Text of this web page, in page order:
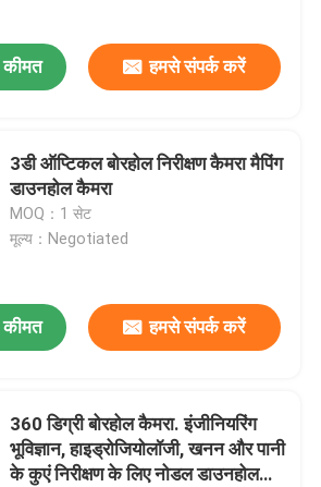
हमसे संपर्क करें
3डी ऑप्टिकल बोरहोल निरीक्षण कैमरा मैपिंग
डाउनहोल कैमरा
MOQ：1 सेट
मूल्य：Negotiated
हमसे संपर्क करें
360 डिग्री बोरहोल कैमरा. इंजीनियरिंग
भूविज्ञान, हाइड्रोजियोलॉजी, खनन और पानी
के कुएं निरीक्षण के लिए नोडल डाउनहोल